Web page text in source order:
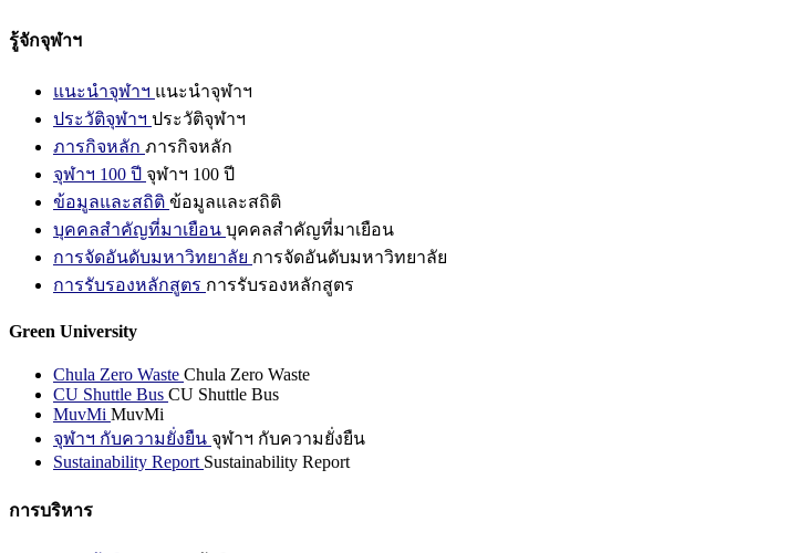
รู้จักจุฬาฯ
แนะนำจุฬาฯ แนะนำจุฬาฯ
ประวัติจุฬาฯ ประวัติจุฬาฯ
ภารกิจหลัก ภารกิจหลัก
จุฬาฯ 100 ปี จุฬาฯ 100 ปี
ข้อมูลและสถิติ ข้อมูลและสถิติ
บุคคลสำคัญที่มาเยือน บุคคลสำคัญที่มาเยือน
การจัดอันดับมหาวิทยาลัย การจัดอันดับมหาวิทยาลัย
การรับรองหลักสูตร การรับรองหลักสูตร
Green University
Chula Zero Waste Chula Zero Waste
CU Shuttle Bus CU Shuttle Bus
MuvMi MuvMi
จุฬาฯ กับความยั่งยืน จุฬาฯ กับความยั่งยืน
Sustainability Report Sustainability Report
การบริหาร